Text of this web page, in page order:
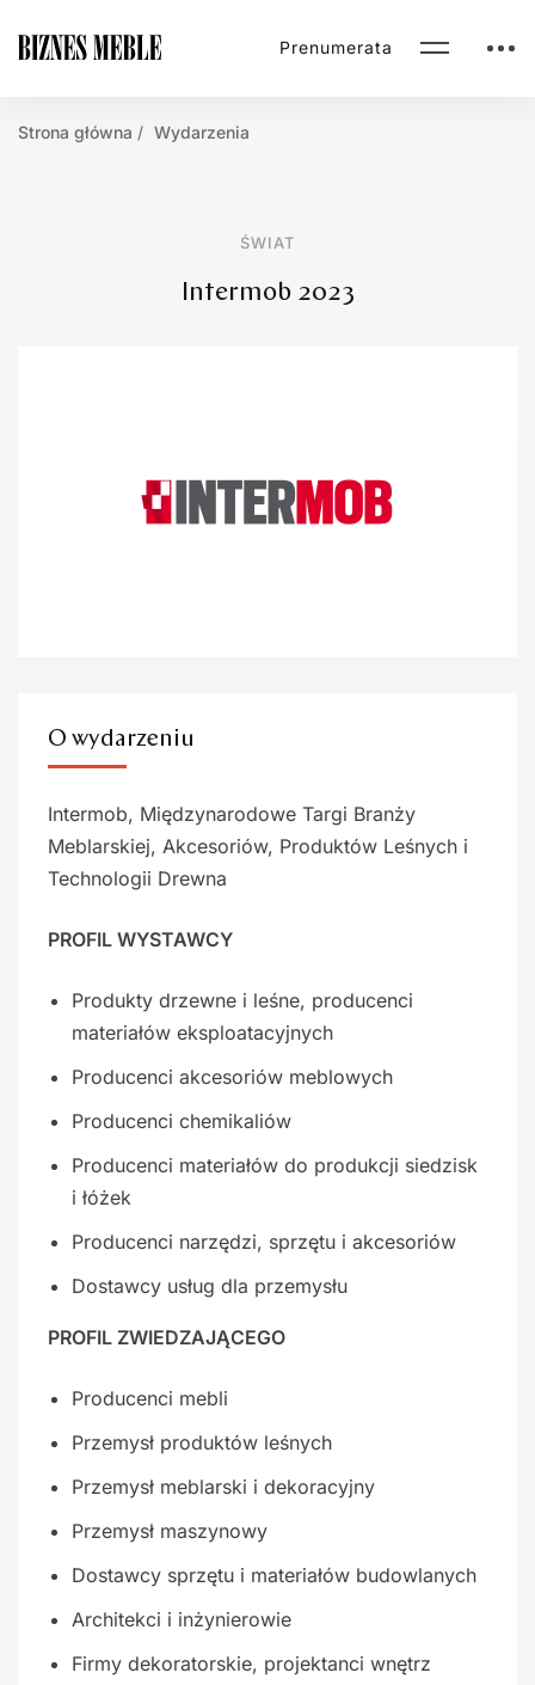
Prenumerata
Strona główna Wydarzenia
ŚWIAT
Intermob 2023
O wydarzeniu
Intermob, Międzynarodowe Targi Branży
Meblarskiej, Akcesoriów, Produktów Leśnych i
Technologii Drewna
PROFIL WYSTAWCY
Produkty drzewne i leśne, producenci
materiałów eksploatacyjnych
Producenci akcesoriów meblowych
Producenci chemikaliów
Producenci materiałów do produkcji siedzisk
i łóżek
Producenci narzędzi, sprzętu i akcesoriów
Dostawcy usług dla przemysłu
PROFIL ZWIEDZAJĄCEGO
Producenci mebli
Przemysł produktów leśnych
Przemysł meblarski i dekoracyjny
Przemysł maszynowy
Dostawcy sprzętu i materiałów budowlanych
Architekci i inżynierowie
Firmy dekoratorskie, projektanci wnętrz